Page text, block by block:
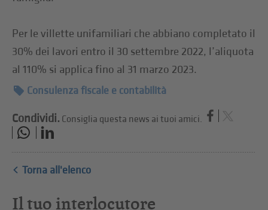
Per le villette unifamiliari che abbiano completato il
30% dei lavori entro il 30 settembre 2022, l’aliquota
al 110% si applica fino al 31 marzo 2023.
Consulenza fiscale e contabilità
Condividi. Consiglia questa news ai tuoi amici.
Torna all'elenco
Il tuo interlocutore